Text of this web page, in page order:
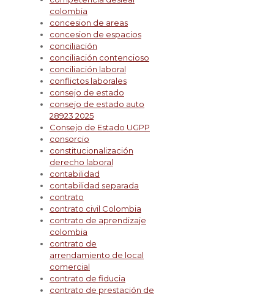
colombia
concesion de areas
concesion de espacios
conciliación
conciliación contencioso
conciliación laboral
conflictos laborales
consejo de estado
consejo de estado auto
28923 2025
Consejo de Estado UGPP
consorcio
constitucionalización
derecho laboral
contabilidad
contabilidad separada
contrato
contrato civil Colombia
contrato de aprendizaje
colombia
contrato de
arrendamiento de local
comercial
contrato de fiducia
contrato de prestación de